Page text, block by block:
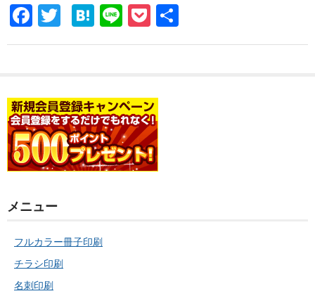
お問い合わせ
F
a
b
o
o
k
wi
H
at
a
Li
n
P
o
有
メニュー
フルカラー冊子印刷
チラシ印刷
名刺印刷